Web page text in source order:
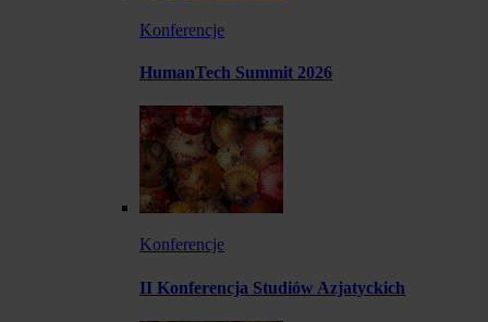
Konferencje
HumanTech Summit 2026
Konferencje
II Konferencja Studiów Azjatyckich